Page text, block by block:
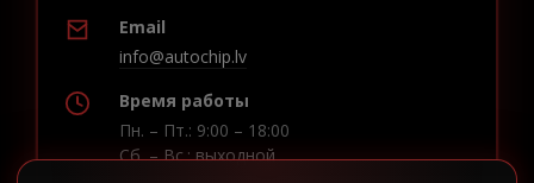
Email
info@autochip.lv
Время работы
Пн. – Пт.: 9:00 – 18:00
Сб. – Вс.: выходной